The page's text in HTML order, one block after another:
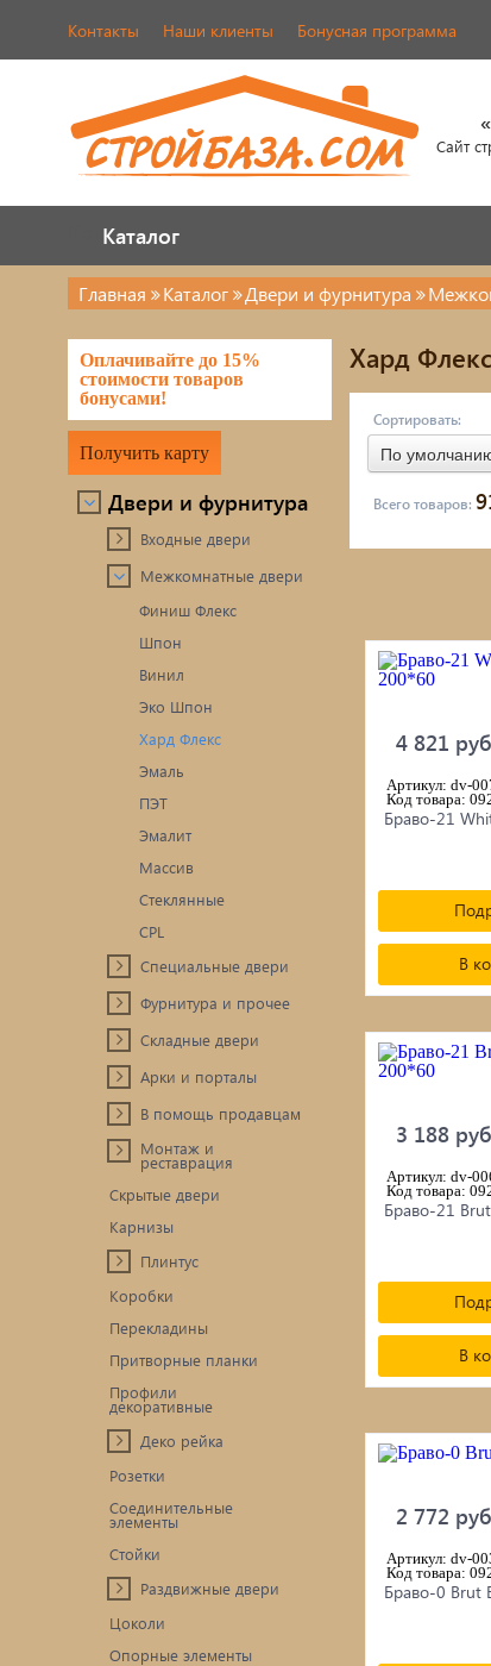
Контакты Наши клиенты Бонусная программа
Сайт
Каталог
Каталог
Наша продукция
Металлопрокат
Фасады AMK
ПРИРОДНЫЙ КАМЕНЬ
Бетонные кольца / Дренаж /
Асбестцементные изделия
Блоки / Кирпич / Гипсокартон...
Пиломатериалы / фанера / OSB...
Утеплитель
Главная Каталог Двери и фурнитура
Оплачивайте до 15%
стоимости товаров
бонусами!
Получить карту
Двери и фурнитура
Входные двери
Межкомнатные двери
Финиш Флекс
Шпон
Винил
Эко Шпон
Хард Флекс
Эмаль
ПЭТ
Эмалит
Массив
Стеклянные
CPL
Специальные двери
Фурнитура и прочее
Складные двери
Арки и порталы
В помощь продавцам
Монтаж и
реставрация
Скрытые двери
Карнизы
Плинтус
Коробки
Перекладины
Притворные планки
Профили
декоративные
Деко рейка
Розетки
Соединительные
элементы
Стойки
Раздвижные двери
Цоколи
Опорные элементы
Хард Флекс
Сортировать:
По
Всего товаров:
4 821
Артикул: dv-
Код товара:
Браво-21
В
3 188
Артикул: dv-
Код товара:
Браво-21
В
2 772
Артикул: dv-
Код товара:
Браво-0 Brut